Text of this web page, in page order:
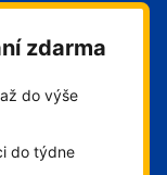
zdarma
do výše
do týdne